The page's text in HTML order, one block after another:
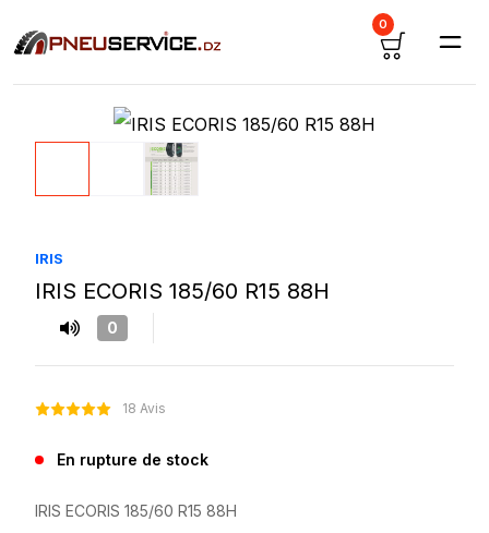
0
IRIS
IRIS ECORIS 185/60 R15 88H
0
18 Avis
En rupture de stock
IRIS ECORIS 185/60 R15 88H